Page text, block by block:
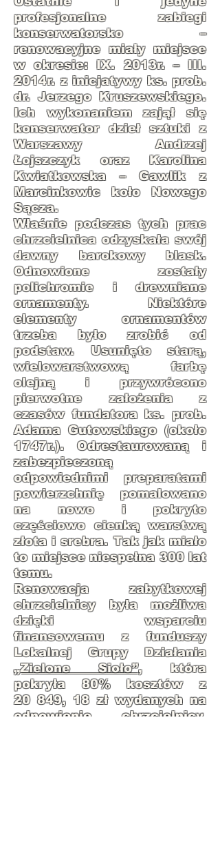
profesjonalne zabiegi
konserwatorsko –
renowacyjne miały miejsce
w okresie: IX. 2013r. – III.
2014r. z inicjatywy ks. prob.
dr. Jerzego Kruszewskiego.
Ich wykonaniem zajął się
konserwator dzieł sztuki z
Warszawy Andrzej
Łojszczyk oraz Karolina
Kwiatkowska – Gawlik z
Marcinkowic koło Nowego
Sącza.
Właśnie podczas tych prac
chrzcielnica odzyskała swój
dawny barokowy blask.
Odnowione zostały
polichromie i drewniane
ornamenty. Niektóre
elementy ornamentów
trzeba było zrobić od
podstaw. Usunięto starą,
wielowarstwową farbę
olejną i przywrócono
pierwotne założenia z
czasów fundatora ks. prob.
Adama Gutowskiego (około
1747r.). Odrestaurowaną i
zabezpieczoną
odpowiednimi preparatami
powierzchnię pomalowano
na nowo i pokryto
częściowo cienką warstwą
złota i srebra. Tak jak miało
to miejsce niespełna 300 lat
temu.
Renowacja zabytkowej
chrzcielnicy była możliwa
dzięki wsparciu
finansowemu z funduszy
Lokalnej Grupy Działania
„Zielone Sioło”, która
pokryła 80% kosztów z
20 849, 18 zł wydanych na
odnowienie chrzcielnicy.